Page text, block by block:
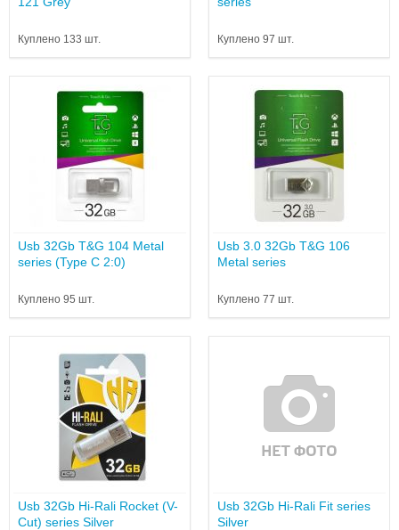
Куплено 133 шт. Куплено 97 шт.
Usb 32Gb T&G 104 Metal
series (Type C 2:0)
Куплено 95 шт.
Usb 3.0 32Gb T&G 106
Metal series
Куплено 77 шт.
Usb 32Gb Hi-Rali Rocket (V-
Cut) series Silver
Usb 32Gb Hi-Rali Fit series
Silver